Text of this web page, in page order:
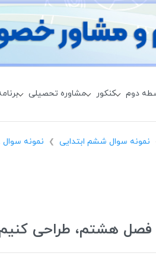
دوم کنکور مشاوره تحصیلی
نمونه سوال ششم ابتدایی ❯ نمونه
هشتم، طراحی